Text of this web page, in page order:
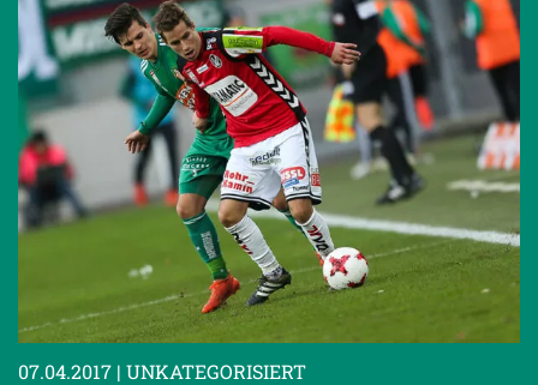
07.04.2017 | UNKATEGORISIERT